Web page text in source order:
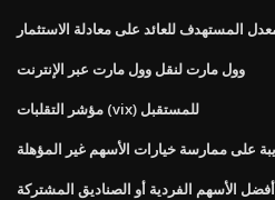
المستهدف للعائد على معادلة الاستثمار
وول مارت لنقل وول مارت عبر الإنترنت
مؤشر التقلبات (vix) للمستقبل
على ممارسة خيارات الأسهم غير المؤهلة
الأسهم الفردية أو الصناديق المشتركة